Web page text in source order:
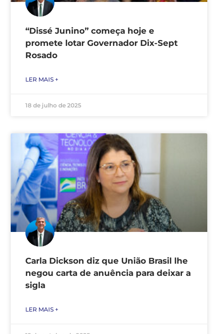
“Dissé Junino” começa hoje e
promete lotar Governador Dix-Sept
Rosado
LER MAIS +
18 de julho de 2025
Carla Dickson diz que União Brasil lhe
negou carta de anuência para deixar a
sigla
LER MAIS +